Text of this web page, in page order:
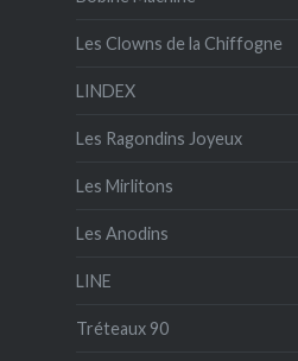
Les Clowns de la Chiffogne
LINDEX
Les Ragondins Joyeux
Les Mirlitons
Les Anodins
LINE
Tréteaux 90